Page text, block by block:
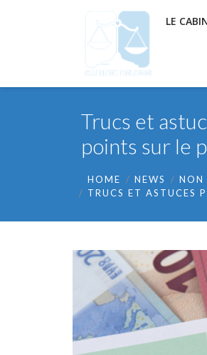
LE
Trucs et
points sur le
HOME NEWS
NON
TRUCS ET ASTUCES